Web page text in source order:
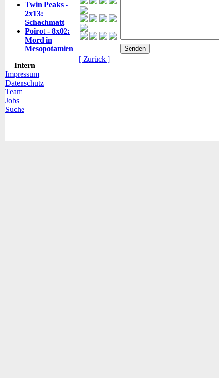
Twin Peaks -
2x13:
Schachmatt
Poirot - 8x02:
Mord in
Mesopotamien
Intern
Impressum
Datenschutz
Team
Jobs
Suche
[ Zurück ]